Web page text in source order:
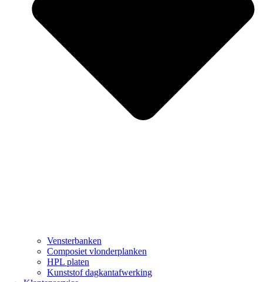
Vensterbanken
Composiet vlonderplanken
HPL platen
Kunststof dagkantafwerking